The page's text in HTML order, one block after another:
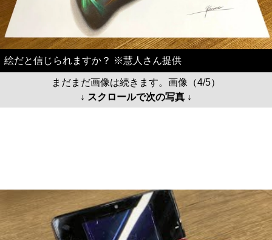
絵だと信じられますか？ ※慧人さん提供
まだまだ画像は続きます。画像（4/5）
↓ スクロールで次の写真 ↓